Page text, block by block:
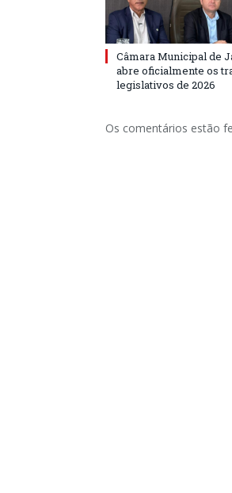
Câmara Municipal de
abre oficialmente os
legislativos de 2026
Os comentários estão